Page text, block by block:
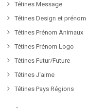
Tétines Message
Tétines Design et prénom
Tétines Prénom Animaux
Tétines Prénom Logo
Tétines Futur/Future
Tétines J'aime
Tétines Pays Régions